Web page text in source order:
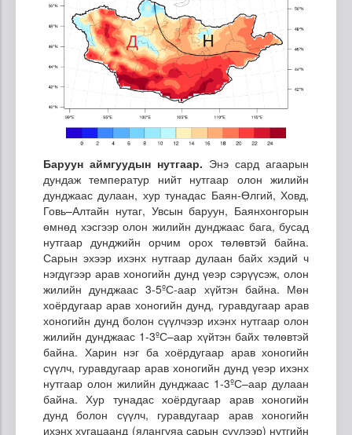
Баруун аймгуудын нутгаар. Энэ сард агаарын
дундаж температур нийт нутгаар олон жилийн
дунджаас дулаан, хур тунадас Баян-Өлгий, Ховд,
Говь–Алтайн нутаг, Увсын баруун, Баянхонгорын
өмнөд хэсгээр олон жилийн дунджаас бага, бусад
нутгаар дунджийн орчим орох төлөвтэй байна.
Сарын эхээр ихэнх нутгаар дулаан байх хэдий ч
нэгдүгээр арав хоногийн дунд үеэр сэрүүсэж, олон
жилийн дунджаас 3-5ºС-аар хүйтэн байна. Мөн
хоёрдугаар арав хоногийн дунд, гуравдугаар арав
хоногийн дунд болон сүүлчээр ихэнх нутгаар олон
жилийн дунджаас 1-3ºС–аар хүйтэн байх төлөвтэй
байна. Харин нэг ба хоёрдугаар арав хоногийн
сүүлч, гуравдугаар арав хоногийн дунд үеэр ихэнх
нутгаар олон жилийн дунджаас 1-3ºС–аар дулаан
байна. Хур тунадас хоёрдугаар арав хоногийн
дунд болон сүүлч, гуравдугаар арав хоногийн
ихэнх хугацаанд (ялангуяа сарын сүүлээр) нутгийн